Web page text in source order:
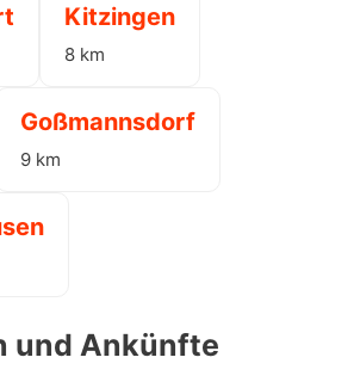
Kitzingen
8 km
Goßmannsdorf
9 km
und Ankünfte